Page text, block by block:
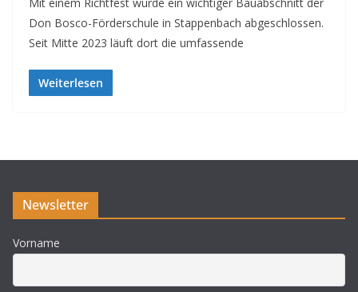
Don Bosco-Förderschule in Stappenbach abgeschlossen.
Seit Mitte 2023 läuft dort die umfassende
Weiterlesen
Newsletter
Vorname